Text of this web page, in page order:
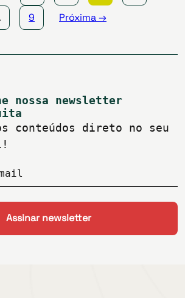
9 Próxima →
nossa newsletter
conteúdos direto no seu